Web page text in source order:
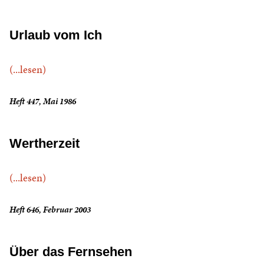
Urlaub vom Ich
(...lesen)
Heft 447, Mai 1986
Wertherzeit
(...lesen)
Heft 646, Februar 2003
Über das Fernsehen